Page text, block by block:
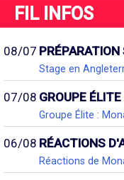
FIL INFOS
08/07
Stage en
07/08 GROUPE ÉLITE
Groupe Élite :
06/08 RÉACTIONS
Réactions de